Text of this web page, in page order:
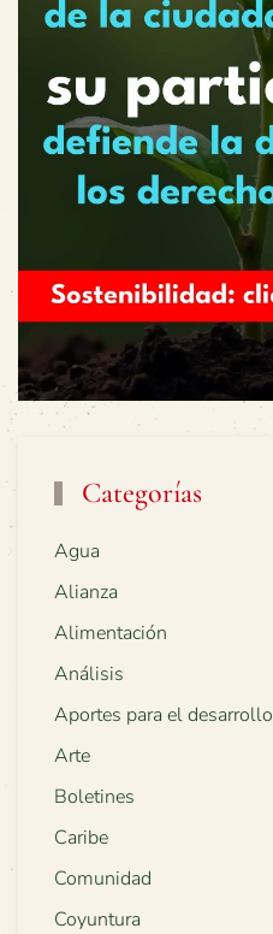
Categorías
Agua
Alianza
Alimentación
Análisis
Aportes para el desarrollo
Arte
Boletines
Caribe
Comunidad
Coyuntura